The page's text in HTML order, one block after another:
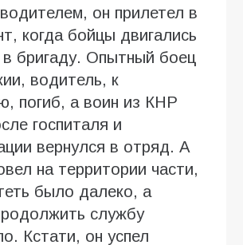
он прилетел в
когда бойцы двигались
бригаду. Опытный боец
водитель, к
погиб, а воин из КНР
госпиталя и
вернулся в отряд. А
на территории части,
было далеко, а
службу
Кстати, он успел